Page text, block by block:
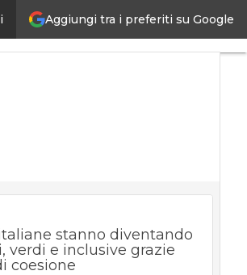
Aggiungi tra i preferiti su Google
stanno diventando
verdi e inclusive grazie
coesione